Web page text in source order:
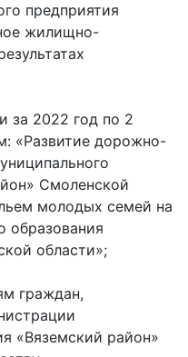
предприятия
жилищно-
за 2022 год по 2
«Развитие дорожно-
Смоленской
молодых семей на
образования
области»;
граждан,
«Вяземский район»